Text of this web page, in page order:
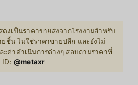
งเป็นราคาขายส่งจากโรงงานสำหรับ
ชิ้น ไม่ใช่ราคาขายปลีก และยังไม่
ค่าดำเนินการต่างๆ สอบถามราคาที่
ID: @metaxr